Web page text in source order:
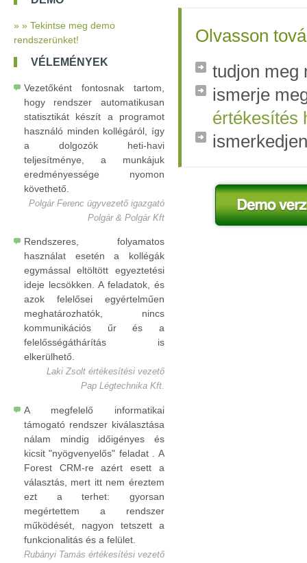
» » Tekintse meg demo
rendszerünket!
VÉLEMÉNYEK
Vezetőként fontosnak tartom,
hogy rendszer automatikusan
statisztikát készít a programot
használó minden kollégáról, így
a dolgozók heti-havi
teljesítménye, a munkájuk
eredményessége nyomon
követhető.
Polgár Ferenc ügyvezető igazgató
Polgár & Polgár Kft
Rendszeres, folyamatos
használat esetén a kollégák
egymással eltöltött egyeztetési
ideje lecsökken. A feladatok, és
azok felelősei egyértelműen
meghatározhatók, nincs
kommunikációs űr és a
felelősségáthárítás is
elkerülhető.
Laki Zsolt értékesítési vezető
Pap Légtechnika Kft.
A megfelelő informatikai
támogató rendszer kiválasztása
nálam mindig időigényes és
kicsit "nyögvenyelős" feladat . A
Forest CRM-re azért esett a
választás, mert itt nem éreztem
ezt a terhet: gyorsan
megértettem a rendszer
működését, nagyon tetszett a
funkcionalitás és a felület.
Rubányi Tamás értékesítési vezető
Olvasson
tudjon meg
ismerje
értékesítés